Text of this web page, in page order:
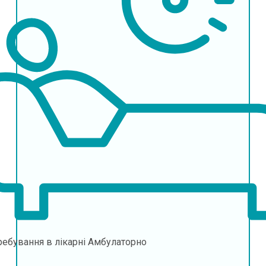
в лікарні Амбулаторно